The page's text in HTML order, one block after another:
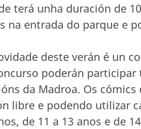
terá unha duración de
na entrada do parque e
deste verán é un
poderán participar
da Madroa. Os
libre e podendo utilizar
de 11 a 13 anos e de